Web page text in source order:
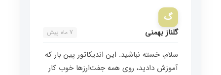
گ
گلناز بهمنی 7 ماه پیش
سلام، خسته نباشید. این اندیکاتور پین بار که
آموزش دادید، روی همه جفت‌ارزها خوب کار